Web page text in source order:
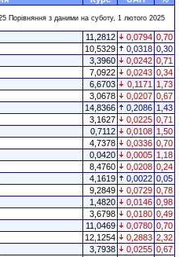
Порівняння з даними на суботу, 1 лютого 2025
11,2812 0,0794 0,70
10,5329 0,0318 0,30
3,3960 0,0242 0,71
7,0922 0,0243 0,34
6,6703 0,1171
1,73
3,0678 0,0207 0,67
14,8366 0,2086 1,43
3,1627 0,0225 0,71
0,7112 0,0108 1,50
4,7378 0,0336 0,70
0,0420 0,0005 1,18
8,4760 0,0208 0,24
4,1619 0,0022 0,05
9,2849 0,0729 0,78
1,4820 0,0146 0,98
3,6798 0,0180 0,49
11,0469 0,0780 0,70
12,1254 0,2883 2,32
3,7938 0,0255 0,67